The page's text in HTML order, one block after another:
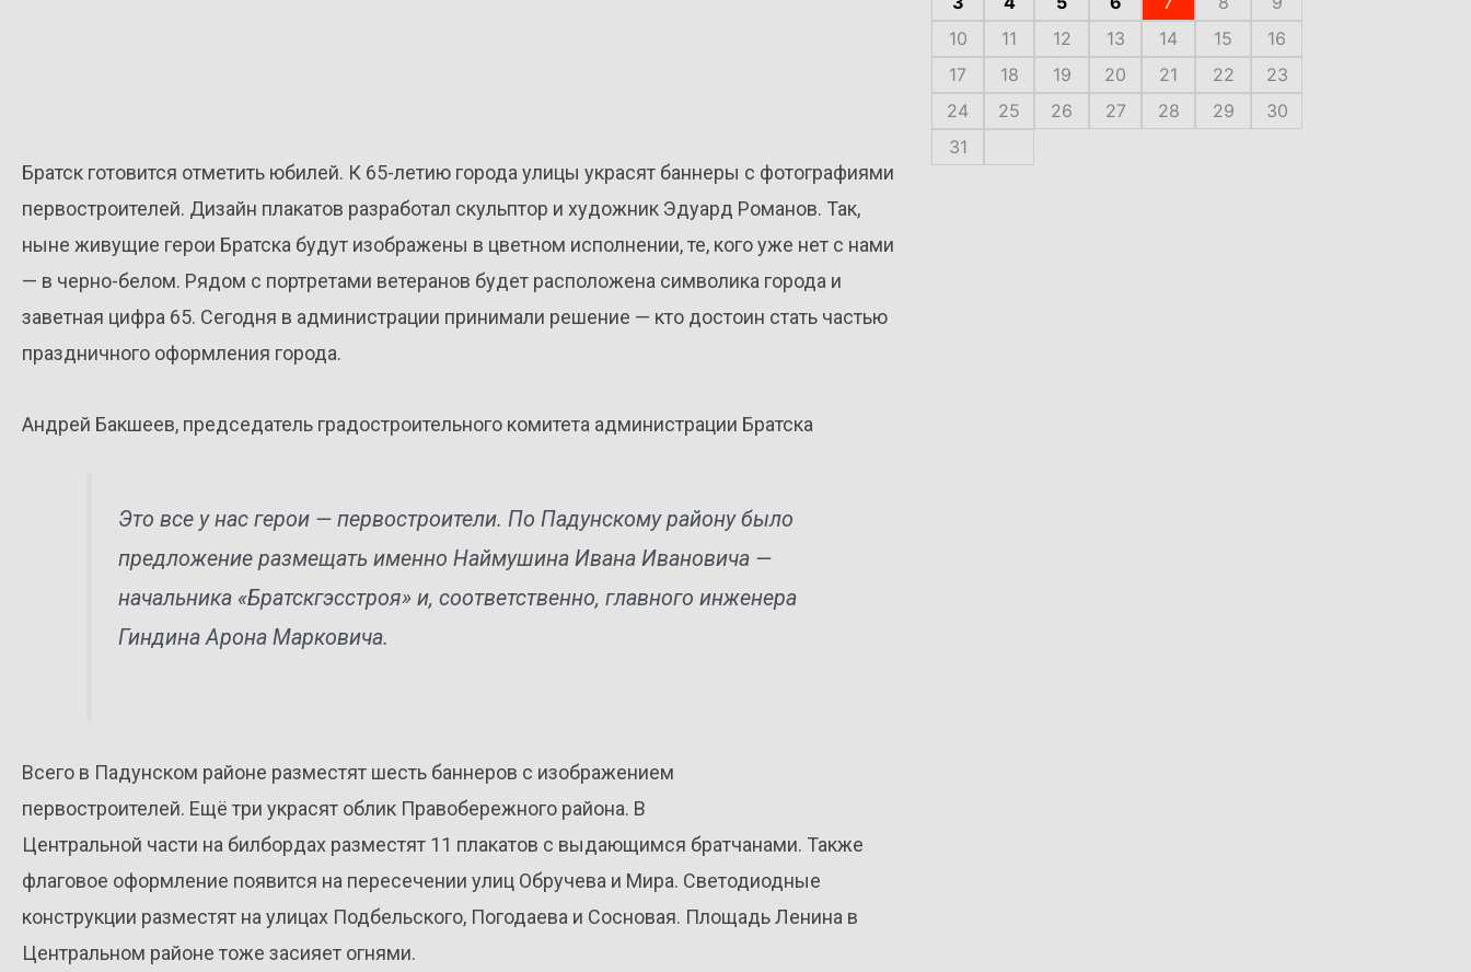
Братск готовится отметить юбилей. К 65-летию города улицы украсят баннеры с фотографиями
первостроителей. Дизайн плакатов разработал скульптор и художник Эдуард Романов. Так,
ныне живущие герои Братска будут изображены в цветном исполнении, те, кого уже нет с нами
— в черно-белом. Рядом с портретами ветеранов будет расположена символика города и
заветная цифра 65. Сегодня в администрации принимали решение — кто достоин стать частью
праздничного оформления города.
Андрей Бакшеев, председатель градостроительного комитета администрации Братска
Это все у нас герои — первостроители. По Падунскому району было
предложение размещать именно Наймушина Ивана Ивановича —
начальника «Братскгэсстроя» и, соответственно, главного инженера
Гиндина Арона Марковича.
Всего в Падунском районе разместят шесть баннеров с изображением
первостроителей. Ещё три украсят облик Правобережного района. В
Центральной части на билбордах разместят 11 плакатов с выдающимся братчанами. Также
флаговое оформление появится на пересечении улиц Обручева и Мира. Светодиодные
конструкции разместят на улицах Подбельского, Погодаева и Сосновая. Площадь Ленина в
Центральном районе тоже засияет огнями.
10
11 12 13 14 15
16
17
18 19 20 21 22
23
24
25 26 27 28 29
30
31